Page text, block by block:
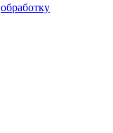
обработку